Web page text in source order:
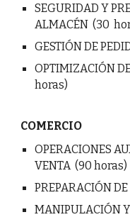
SEGURIDAD Y
ALMACÉN (30
GESTIÓN DE
OPTIMIZACIÓN
horas)
COMERCIO
OPERACIONES
VENTA (90 horas)
PREPARACIÓN
MANIPULACIÓN